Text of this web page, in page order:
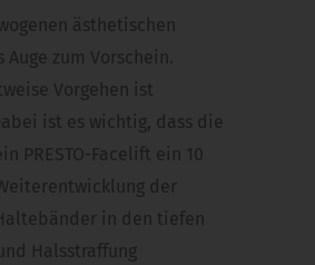
ästhetischen
zum Vorschein.
Vorgehen ist
ist es wichtig, dass die
PRESTO-Facelift ein 10
der
in den tiefen
Halsstraffung